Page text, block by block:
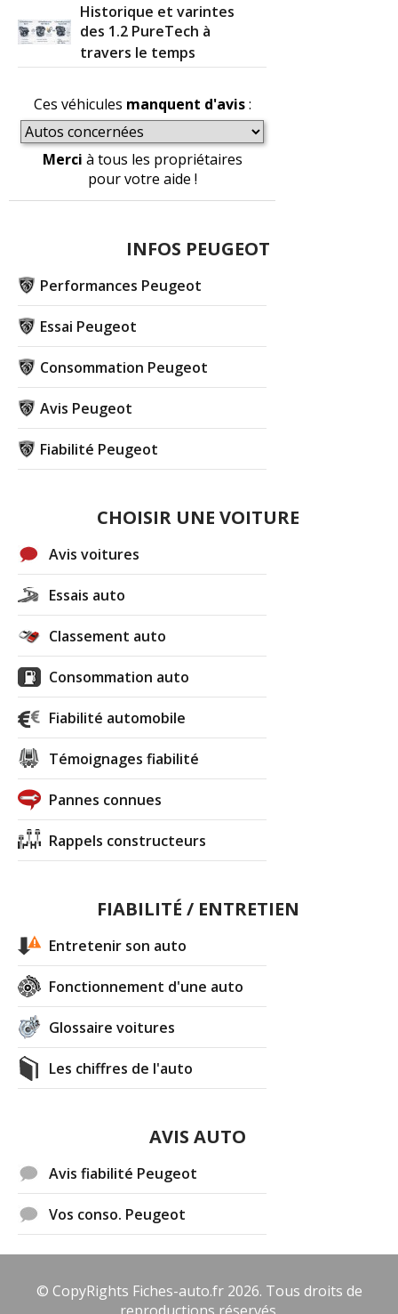
Historique et varintes
des 1.2 PureTech à
travers le temps
Ces véhicules manquent d'avis:
Merci à tous les propriétaires
pour votre aide !
INFOS PEUGEOT
Performances Peugeot
Essai Peugeot
Consommation Peugeot
Avis Peugeot
Fiabilité Peugeot
CHOISIR UNE VOITURE
Avis voitures
Essais auto
Classement auto
Consommation auto
Fiabilité automobile
Témoignages fiabilité
Pannes connues
Rappels constructeurs
FIABILITÉ / ENTRETIEN
Entretenir son auto
Fonctionnement d'une auto
Glossaire voitures
Les chiffres de l'auto
AVIS AUTO
Avis fiabilité Peugeot
Vos conso. Peugeot
© CopyRights Fiches-auto.fr 2026. Tous droits de